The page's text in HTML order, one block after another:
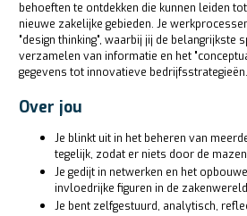
behoeften te ontdekken die kunnen leiden
nieuwe zakelijke gebieden. Je
"design thinking", waarbij jij de belangrijkste
verzamelen van informatie en het
gegevens tot innovatieve bedrijfsstrategieën.
Over jou
Je blinkt uit in het beheren van
tegelijk, zodat er niets door de
Je gedijt in netwerken en het
invloedrijke figuren in de
Je bent zelfgestuurd, analytisch,